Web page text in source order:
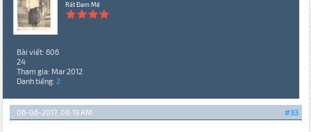
Rất Đam Mê
Bài viết: 606
24
Tham gia: Mar 2012
Danh tiếng: 2
#33
06-06-2017, 08:19 AM